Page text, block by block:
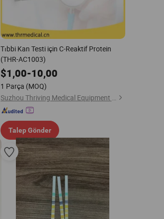
Tıbbi Kan Testi için C-Reaktif Protein
(THR-AC1003)
$1,00-10,00
1 Parça (MOQ)
Suzhou Thriving Medical Equipment Corp.
Talep Gönder